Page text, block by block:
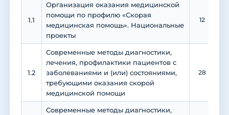
1.1
Организация оказания медицинской
помощи по профилю «Скорая
медицинская помощь». Национальные
проекты
12
1.2
Современные методы диагностики,
лечения, профилактики пациентов с
заболеваниями и (или) состояниями,
требующими оказания скорой
медицинской помощи
28
Современные методы диагностики,